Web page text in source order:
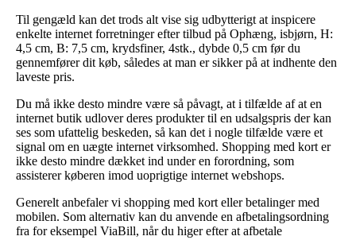
Til gengæld kan det trods alt vise sig udbytterigt at inspicere
enkelte internet forretninger efter tilbud på Ophæng, isbjørn, H:
4,5 cm, B: 7,5 cm, krydsfiner, 4stk., dybde 0,5 cm før du
gennemfører dit køb, således at man er sikker på at indhente den
laveste pris.
Du må ikke desto mindre være så påvagt, at i tilfælde af at en
internet butik udlover deres produkter til en udsalgspris der kan
ses som ufattelig beskeden, så kan det i nogle tilfælde være et
signal om en uægte internet virksomhed. Shopping med kort er
ikke desto mindre dækket ind under en forordning, som
assisterer køberen imod uoprigtige internet webshops.
Generelt anbefaler vi shopping med kort eller betalinger med
mobilen. Som alternativ kan du anvende en afbetalingsordning
fra for eksempel ViaBill, når du higer efter at afbetale